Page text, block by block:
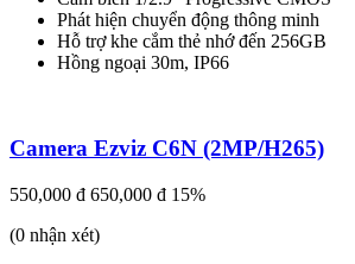
Phát hiện chuyển động thông minh
Hỗ trợ khe cắm thẻ nhớ đến 256GB
Hồng ngoại 30m, IP66
Camera Ezviz C6N (2MP/H265)
550,000 đ 650,000 đ 15%
(0 nhận xét)